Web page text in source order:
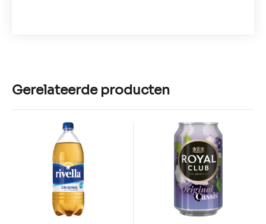
Gerelateerde producten